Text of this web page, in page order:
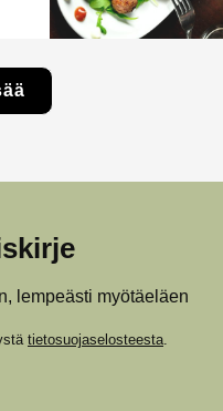
lempeästi myötäeläen
tietosuojaselosteesta